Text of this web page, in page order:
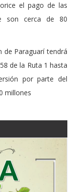
el pago de las
son cerca de 80
de Paraguarí tendrá
de la Ruta 1 hasta
por parte del
millones